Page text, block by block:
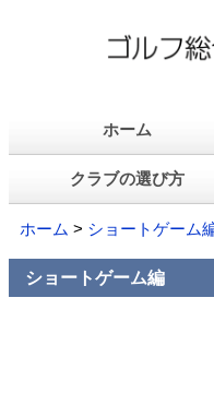
ホーム
クラブの選び方
ホーム > ショートゲーム
ショートゲーム編